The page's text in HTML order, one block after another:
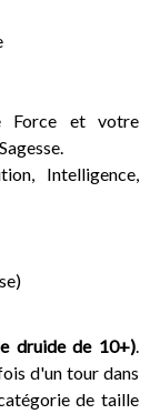
Force et votre
Intelligence,
druide de 10+).
d'un tour dans
de taille